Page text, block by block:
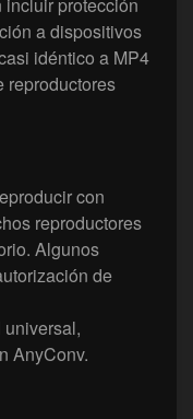
a dispositivos
idéntico a MP4
reproductores
con
reproductores
Algunos
de
AnyConv.